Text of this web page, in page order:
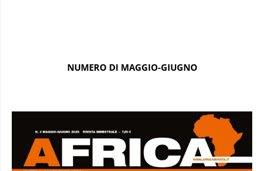
NUMERO DI MAGGIO-GIUGNO